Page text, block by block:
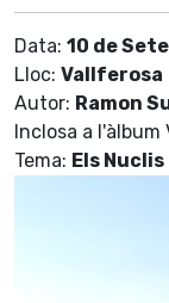
Data: 10 de
Lloc: Vallferosa
Autor: Ramon
Inclosa a l'àlbum
Tema: Els Nuclis